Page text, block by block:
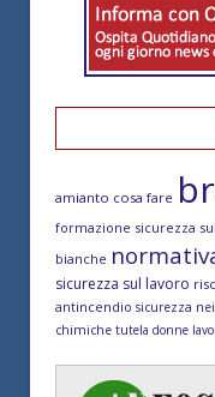
amianto cosa fare
formazione sicurezza
bianche
sicurezza sul lavoro
antincendio sicurezza
chimiche tutela donne